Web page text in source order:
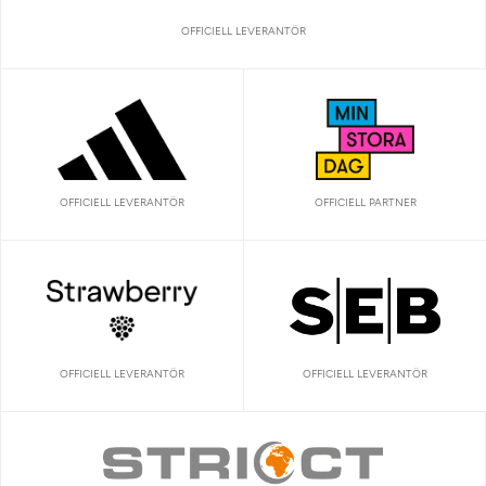
OFFICIELL LEVERANTÖR
OFFICIELL LEVERANTÖR OFFICIELL PARTNER
OFFICIELL LEVERANTÖR OFFICIELL LEVERANTÖR